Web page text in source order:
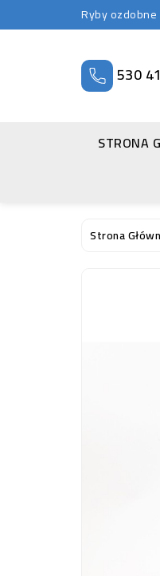
Ryby
530
STRONA
Strona